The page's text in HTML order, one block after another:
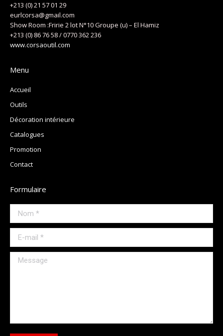
+213 (0) 21 57 01 29
eurlcorsa@gmail.com
Show Room :Fririe 2 lot N°10 Groupe (u) – El Hamiz
+213 (0) 86 76 58 / 0770 362 236
www.corsaoutil.com
Menu
Accueil
Outils
Décoration intérieure
Catalogues
Promotion
Contact
Formulaire
Nom *
E-mail *
Message